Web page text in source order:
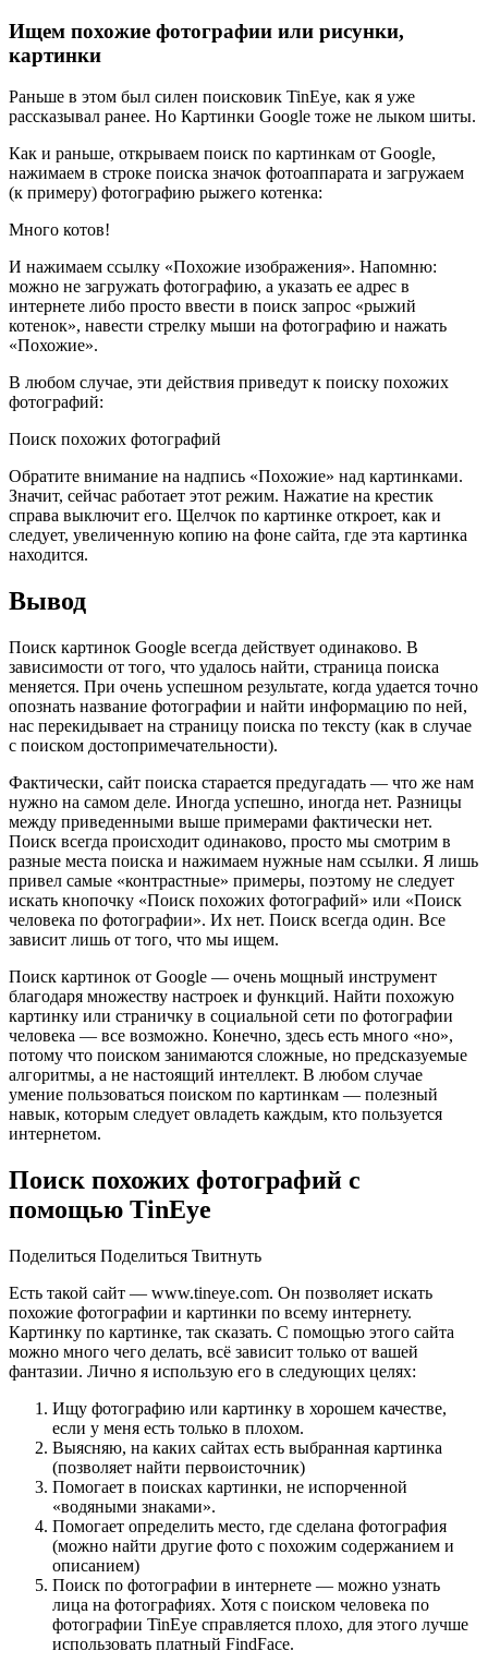
Ищем похожие фотографии или рисунки,
картинки
Раньше в этом был силен поисковик TinEye, как я уже
рассказывал ранее. Но Картинки Google тоже не лыком шиты.
Как и раньше, открываем поиск по картинкам от Google,
нажимаем в строке поиска значок фотоаппарата и загружаем
(к примеру) фотографию рыжего котенка:
Много котов!
И нажимаем ссылку «Похожие изображения». Напомню:
можно не загружать фотографию, а указать ее адрес в
интернете либо просто ввести в поиск запрос «рыжий
котенок», навести стрелку мыши на фотографию и нажать
«Похожие».
В любом случае, эти действия приведут к поиску похожих
фотографий:
Поиск похожих фотографий
Обратите внимание на надпись «Похожие» над картинками.
Значит, сейчас работает этот режим. Нажатие на крестик
справа выключит его. Щелчок по картинке откроет, как и
следует, увеличенную копию на фоне сайта, где эта картинка
находится.
Вывод
Поиск картинок Google всегда действует одинаково. В
зависимости от того, что удалось найти, страница поиска
меняется. При очень успешном результате, когда удается точно
опознать название фотографии и найти информацию по ней,
нас перекидывает на страницу поиска по тексту (как в случае
с поиском достопримечательности).
Фактически, сайт поиска старается предугадать — что же нам
нужно на самом деле. Иногда успешно, иногда нет. Разницы
между приведенными выше примерами фактически нет.
Поиск всегда происходит одинаково, просто мы смотрим в
разные места поиска и нажимаем нужные нам ссылки. Я лишь
привел самые «контрастные» примеры, поэтому не следует
искать кнопочку «Поиск похожих фотографий» или «Поиск
человека по фотографии». Их нет. Поиск всегда один. Все
зависит лишь от того, что мы ищем.
Поиск картинок от Google — очень мощный инструмент
благодаря множеству настроек и функций. Найти похожую
картинку или страничку в социальной сети по фотографии
человека — все возможно. Конечно, здесь есть много «но»,
потому что поиском занимаются сложные, но предсказуемые
алгоритмы, а не настоящий интеллект. В любом случае
умение пользоваться поиском по картинкам — полезный
навык, которым следует овладеть каждым, кто пользуется
интернетом.
Поиск похожих фотографий с
помощью TinEye
Поделиться Поделиться Твитнуть
Есть такой сайт — www.tineye.com. Он позволяет искать
похожие фотографии и картинки по всему интернету.
Картинку по картинке, так сказать. С помощью этого сайта
можно много чего делать, всё зависит только от вашей
фантазии. Лично я использую его в следующих целях:
Ищу фотографию или картинку в хорошем качестве,
если у меня есть только в плохом.
Выясняю, на каких сайтах есть выбранная картинка
(позволяет найти первоисточник)
Помогает в поисках картинки, не испорченной
«водяными знаками».
Помогает определить место, где сделана фотография
(можно найти другие фото с похожим содержанием и
описанием)
Поиск по фотографии в интернете — можно узнать
лица на фотографиях. Хотя с поиском человека по
фотографии TinEye справляется плохо, для этого лучше
использовать платный FindFace.